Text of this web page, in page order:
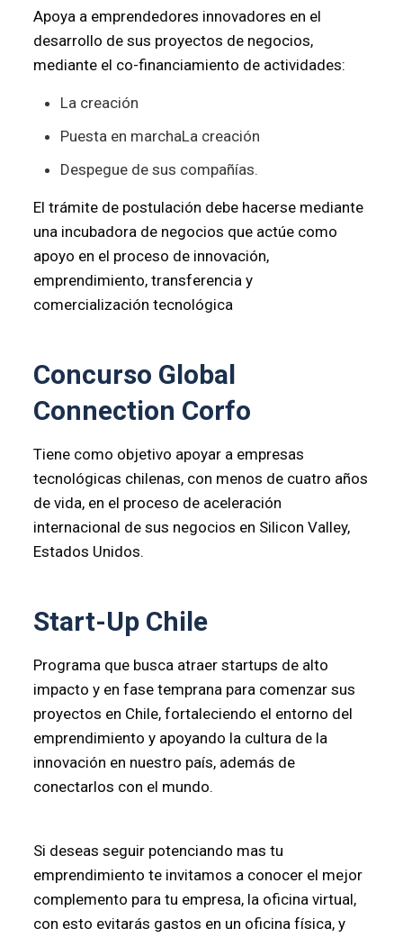
Apoya a emprendedores innovadores en el
desarrollo de sus proyectos de negocios,
mediante el co-financiamiento de actividades:
La creación
Puesta en marchaLa creación
Despegue de sus compañías.
El trámite de postulación debe hacerse mediante
una incubadora de negocios que actúe como
apoyo en el proceso de innovación,
emprendimiento, transferencia y
comercialización tecnológica
Concurso Global
Connection Corfo
Tiene como objetivo apoyar a empresas
tecnológicas chilenas, con menos de cuatro años
de vida, en el proceso de aceleración
internacional de sus negocios en Silicon Valley,
Estados Unidos.
Start-Up Chile
Programa que busca atraer startups de alto
impacto y en fase temprana para comenzar sus
proyectos en Chile, fortaleciendo el entorno del
emprendimiento y apoyando la cultura de la
innovación en nuestro país, además de
conectarlos con el mundo.
Si deseas seguir potenciando mas tu
emprendimiento te invitamos a conocer el mejor
complemento para tu empresa, la oficina virtual,
con esto evitarás gastos en un oficina física, y